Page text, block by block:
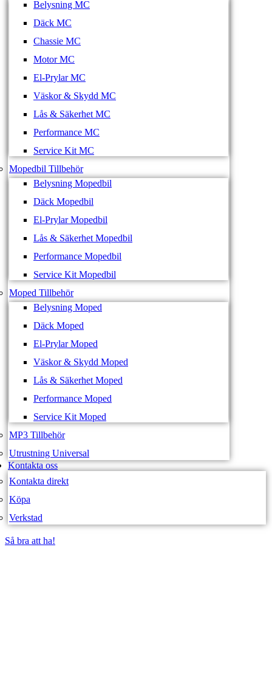
Belysning MC
Däck MC
Chassie MC
Motor MC
El-Prylar MC
Väskor & Skydd MC
Lås & Säkerhet MC
Performance MC
Service Kit MC
Mopedbil Tillbehör
Belysning Mopedbil
Däck Mopedbil
El-Prylar Mopedbil
Lås & Säkerhet Mopedbil
Performance Mopedbil
Service Kit Mopedbil
Moped Tillbehör
Belysning Moped
Däck Moped
El-Prylar Moped
Väskor & Skydd Moped
Lås & Säkerhet Moped
Performance Moped
Service Kit Moped
MP3 Tillbehör
Utrustning Universal
Kontakta oss
Kontakta direkt
Köpa
Verkstad
Så bra att ha!